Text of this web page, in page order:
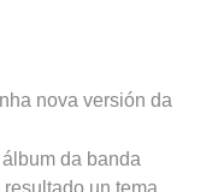
nova versión da
da banda
un tema